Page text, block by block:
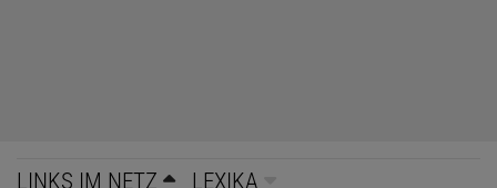
LINKS IM NETZ LEXIKA